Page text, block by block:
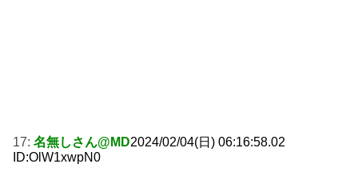
17: 名無しさん@MD2024/02/04(日) 06:16:58.02
ID:OlW1xwpN0